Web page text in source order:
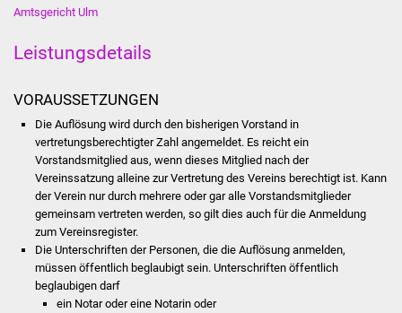
Dienstleistungen
Lebenslagen
Formulare
Bürgerinfos
Amtsgericht Ulm
Leistungsdetails
VORAUSSETZUNGEN
Die Auflösung wird durch den bisherigen Vorstand in
vertretungsberechtigter Zahl angemeldet. Es reicht ein
Vorstandsmitglied aus, wenn dieses Mitglied nach der
Vereinssatzung alleine zur Vertretung des Vereins berechtigt ist. Kann
der Verein nur durch mehrere oder gar alle Vorstandsmitglieder
gemeinsam vertreten werden, so gilt dies auch für die Anmeldung
zum Vereinsregister.
Die Unterschriften der Personen, die die Auflösung anmelden,
müssen öffentlich beglaubigt sein. Unterschriften öffentlich
beglaubigen darf
ein Notar oder eine Notarin oder